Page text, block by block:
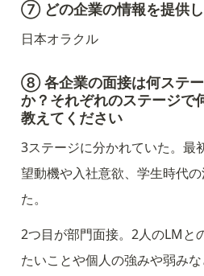
⑦ どの企業の情報を提供し
日本オラクル
⑧ 各企業の面接は何ステ
か？それぞれのステージで
教えてください
3ステージに分かれていた。最
望動機や入社意欲、学生時代
た。
2つ目が部門面接。2人のLMと
たいことや個人の強みや弱み